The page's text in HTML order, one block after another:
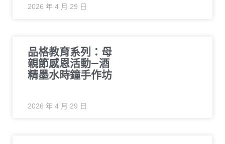
2026 年 4 月 29 日
品格教育系列：母
親節感恩活動—酒
精墨水時鐘手作坊
2026 年 4 月 29 日